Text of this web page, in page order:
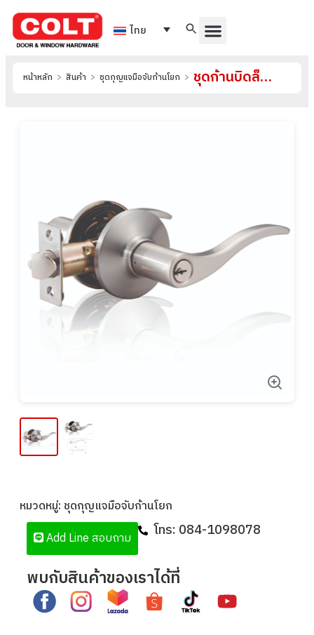
ไทย
หน้าหลัก > สินค้า > ชุดกุญแจมือจับก้านโยก > ชุดก้านบิดล็อค รุ่น JUS7407
หมวดหมู่: ชุดกุญแจมือจับก้านโยก
Add Line สอบถาม
โทร: 084-1098078
พบกับสินค้าของเราได้ที่